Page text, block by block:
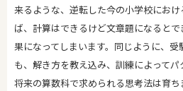
来るような、逆転した今の小学校にお
ば、計算はできるけど文章題になると
果になってしまいます。同じように、
も、解き方を教え込み、訓練によってパ
将来の算数科で求められる思考法は育ち